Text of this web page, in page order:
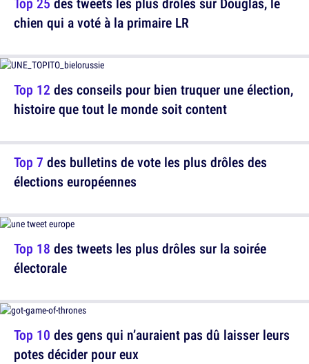
chien qui a voté à la primaire LR
Top 7 des bulletins de vote les plus drôles des
élections européennes
Top 10 des gens qui n’auraient pas dû laisser leurs
potes décider pour eux
Top 12 des conseils pour bien truquer une élection,
histoire que tout le monde soit content
Top 18 des tweets les plus drôles sur la soirée
électorale